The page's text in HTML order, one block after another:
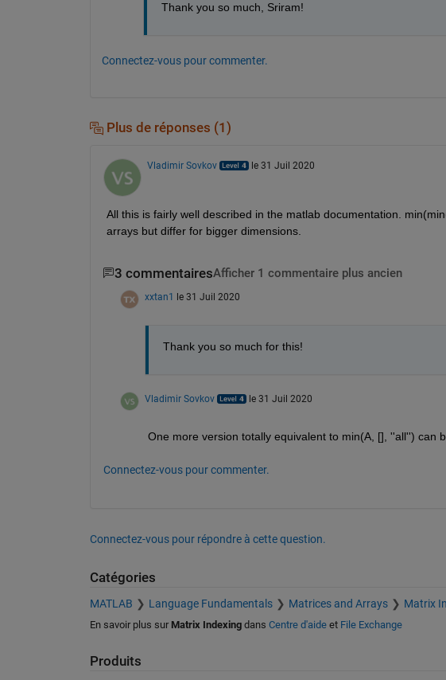
Thank you so much, Sriram!
Connectez-vous pour commenter.
Plus de réponses (1)
Vladimir Sovkov le 31 Juil 2020
All this is fairly well described in the matlab documentation.
arrays but differ for bigger dimensions.
3 commentairesAfficher 1 commentaire plus ancien
xxtan1 le 31 Juil 2020
Thank you so much for this!
Vladimir Sovkov le 31 Juil 2020
One more version totally equivalent to min(A, [], ''all'') can
Connectez-vous pour commenter.
Connectez-vous pour répondre à cette question.
Catégories
MATLAB Language Fundamentals Matrices and Arrays Matrix
En savoir plus sur Matrix Indexingdans Centre d'aideet File Exchange
Produits